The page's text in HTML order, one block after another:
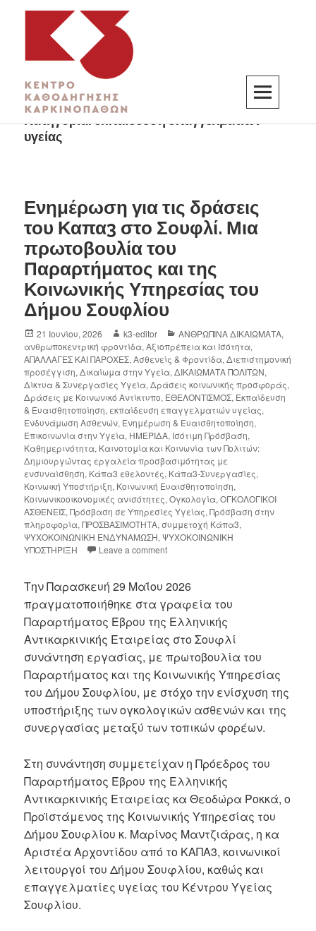
K3
ΚΕΝΤΡΟ ΚΑΘΟΔΗΓΗΣΗΣ ΚΑΡΚΙΝΟΠΑΘΩΝ
Κατηγορία:εκπαίδευση επαγγελματιών
υγείας
Ενημέρωση για τις δράσεις
του Καπα3 στο Σουφλί. Μια
πρωτοβουλία του
Παραρτήματος και της
Κοινωνικής Υπηρεσίας του
Δήμου Σουφλίου
21 Ιουνίου, 2026 k3-editor ΑΝΘΡΩΠΙΝΑ ΔΙΚΑΙΩΜΑΤΑ,
ανθρωποκεντρική φροντίδα,Αξιοπρέπεια και Ισότητα,
ΑΠΑΛΛΑΓΕΣ ΚΑΙ ΠΑΡΟΧΕΣ,Ασθενείς & Φροντίδα,Διεπιστημονική
προσέγγιση,Δικαίωμα στην Υγεία,ΔΙΚΑΙΩΜΑΤΑ ΠΟΛΙΤΩΝ,
Δίκτυα & Συνεργασίες Υγεία,Δράσεις κοινωνικής προσφοράς,
Δράσεις με Κοινωνικό Αντίκτυπο, ΕΘΕΛΟΝΤΙΣΜΟΣ, Εκπαίδευση
& Ευαισθητοποίηση, εκπαίδευση επαγγελματιών υγείας,
Ενδυνάμωση Ασθενών, Ενημέρωση & Ευαισθητοποίηση,
Επικοινωνία στην Υγεία, ΗΜΕΡΙΔΑ, Ισότιμη Πρόσβαση,
Καθημερινότητα, Καινοτομία και Κοινωνία των Πολιτών:
Δημιουργώντας εργαλεία προσβασιμότητας με
ενσυναίσθηση, Κάπα3 εθελοντές, Κάπα3-Συνεργασίες,
Κοινωική Υποστήριξη, Κοινωνική Ευαισθητοποίηση,
Κοινωνικοοικονομικές ανισότητες,Ογκολογία,ΟΓΚΟΛΟΓΙΚΟΙ
ΑΣΘΕΝΕΙΣ,Πρόσβαση σε Υπηρεσίες Υγείας,Πρόσβαση στην
πληροφορία,ΠΡΟΣΒΑΣΙΜΟΤΗΤΑ,συμμετοχή Κάπα3,
ΨΥΧΟΚΟΙΝΩΝΙΚΗ ΕΝΔΥΝΑΜΩΣΗ,ΨΥΧΟΚΟΙΝΩΝΙΚΗ
ΥΠΟΣΤΗΡΙΞΗ
Leave a comment
Την Παρασκευή 29 Μαΐου 2026
πραγματοποιήθηκε στα γραφεία του
Παραρτήματος Έβρου της Ελληνικής
Αντικαρκινικής Εταιρείας στο Σουφλί
συνάντηση εργασίας, με πρωτοβουλία του
Παραρτήματος και της Κοινωνικής Υπηρεσίας
του Δήμου Σουφλίου, με στόχο την ενίσχυση της
υποστήριξης των ογκολογικών ασθενών και της
συνεργασίας μεταξύ των τοπικών φορέων.
Στη συνάντηση συμμετείχαν η Πρόεδρος του
Παραρτήματος Έβρου της Ελληνικής
Αντικαρκινικής Εταιρείας κα Θεοδώρα Ροκκά, ο
Προϊστάμενος της Κοινωνικής Υπηρεσίας του
Δήμου Σουφλίου κ. Μαρίνος Μαντζιάρας, η κα
Αριστέα Αρχοντίδου από το ΚΑΠΑ3, κοινωνικοί
λειτουργοί του Δήμου Σουφλίου, καθώς και
επαγγελματίες υγείας του Κέντρου Υγείας
Σουφλίου.